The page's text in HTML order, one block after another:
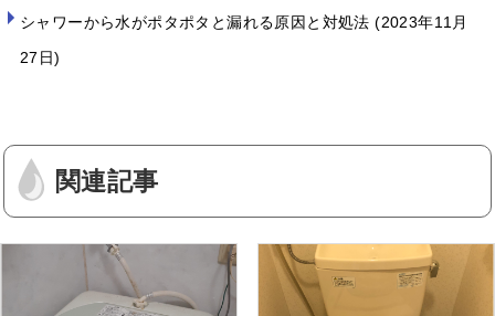
シャワーから水がポタポタと漏れる原因と対処法 2023年11月
27日
関連記事